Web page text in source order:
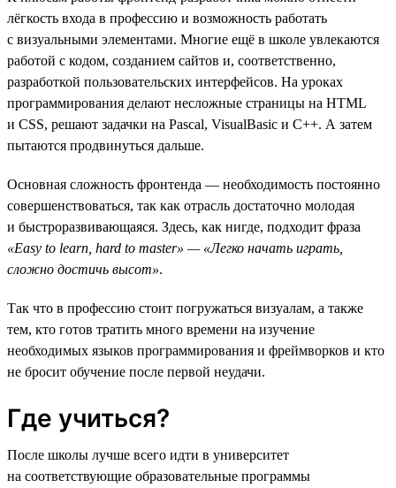
лёгкость входа в профессию и возможность работать
с визуальными элементами. Многие ещё в школе увлекаются
работой с кодом, созданием сайтов и, соответственно,
разработкой пользовательских интерфейсов. На уроках
программирования делают несложные страницы на HTML
и CSS, решают задачки на Pascal, VisualBasic и C++. А затем
пытаются продвинуться дальше.
Основная сложность фронтенда — необходимость постоянно
совершенствоваться, так как отрасль достаточно молодая
и быстроразвивающаяся. Здесь, как нигде, подходит фраза
«Easy to learn, hard to master» — «Легко начать играть,
сложно достичь высот».
Так что в профессию стоит погружаться визуалам, а также
тем, кто готов тратить много времени на изучение
необходимых языков программирования и фреймворков и кто
не бросит обучение после первой неудачи.
Где учиться?
После школы лучше всего идти в университет
на соответствующие образовательные программы